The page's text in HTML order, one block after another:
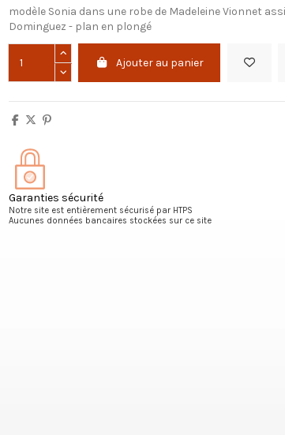
modèle Sonia dans une robe de Madeleine Vionnet
Dominguez - plan en plongé
Ajouter au panier
Garanties sécurité
Notre site est entièrement sécurisé par HTPS
Aucunes données bancaires stockées sur ce site